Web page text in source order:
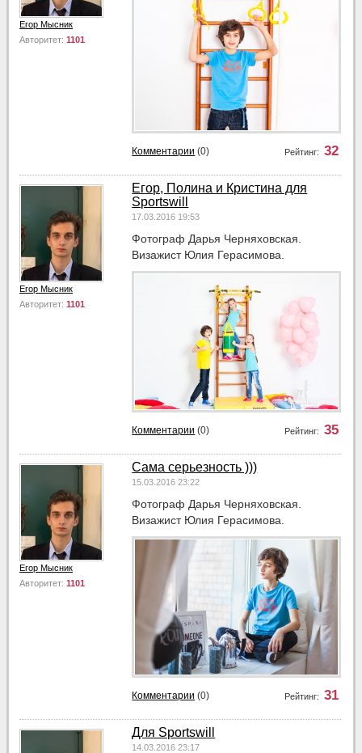
Егор Мысник
Авторитет: 1101
Комментарии (0) Рейтинг: 32
Егор Мысник
Авторитет: 1101
Егор, Полина и Кристина для
Sportswill
17.03.2016 19:53
Фотограф Дарья Черняховская.
Визажист Юлия Герасимова.
Комментарии (0) Рейтинг: 35
Егор Мысник
Авторитет: 1101
Сама серьезность )))
15.03.2016 23:22
Фотограф Дарья Черняховская.
Визажист Юлия Герасимова.
Комментарии (0) Рейтинг: 31
Для Sportswill
14.03.2016 23:17